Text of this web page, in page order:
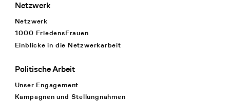
Netzwerk
Netzwerk
1000 FriedensFrauen
Einblicke in die Netzwerkarbeit
Politische Arbeit
Unser Engagement
Kampagnen und Stellungnahmen